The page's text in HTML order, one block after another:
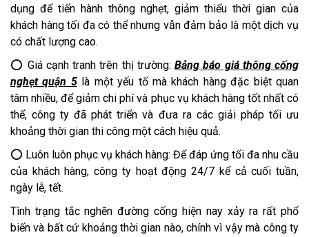
dụng để tiến hành thông nghẹt, giảm thiểu thời gian của
khách hàng tối đa có thể nhưng vẫn đảm bảo là một dịch vụ
có chất lượng cao.
⭕ Giá cạnh tranh trên thị trường: Bảng báo giá thông cống
nghẹt quận 5là một yếu tố mà khách hàng đặc biệt quan
tâm nhiều, để giảm chi phí và phục vụ khách hàng tốt nhất có
thể, công ty đã phát triển và đưa ra các giải pháp tối ưu
khoảng thời gian thi công một cách hiệu quả.
⭕ Luôn luôn phục vụ khách hàng: Để đáp ứng tối đa nhu cầu
của khách hàng, công ty hoạt động 24/7 kể cả cuối tuần,
ngày lễ, tết.
Tình trạng tắc nghẽn đường cống hiện nay xảy ra rất phổ
biến và bất cứ khoảng thời gian nào, chính vì vậy mà công ty